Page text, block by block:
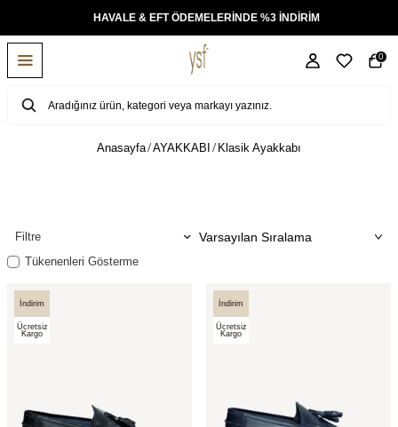
HAVALE & EFT ÖDEMELERİNDE %3 İNDİRİM
0
Anasayfa AYAKKABI Klasik Ayakkabı
Filtre
Tükenenleri Gösterme
İndirim
Ücretsiz
Kargo
İndirim
Ücretsiz
Kargo